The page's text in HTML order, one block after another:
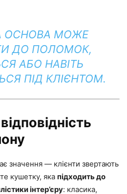
ОСНОВА МОЖЕ
ДО ПОЛОМОК,
АБО НАВІТЬ
ПІД КЛІЄНТОМ.
значення — клієнти звертають
кушетку, яка підходить до
інтер’єру: класика,